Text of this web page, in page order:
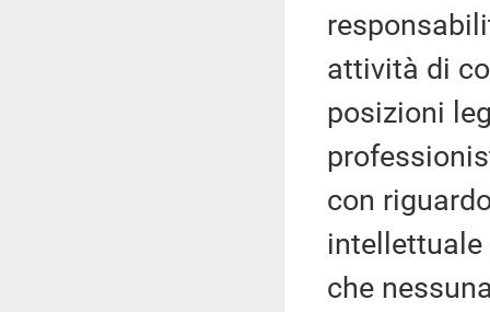
attività di
posizioni
con
intellettuale
che